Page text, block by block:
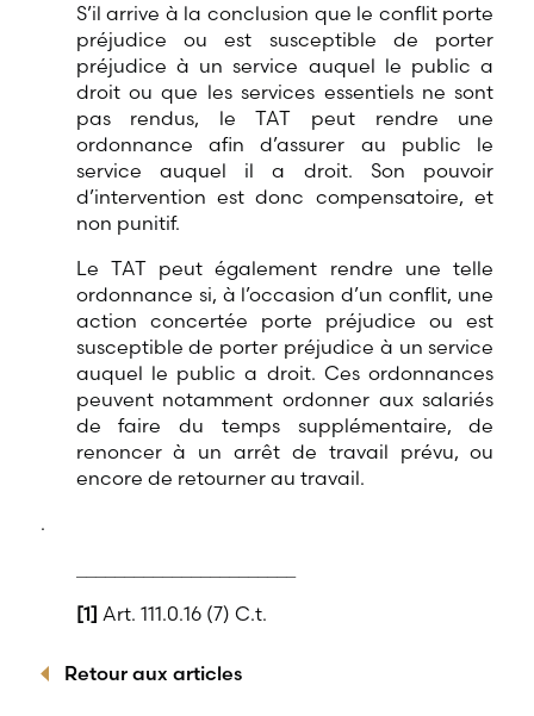
S’il arrive à la conclusion que le conflit porte
préjudice ou est susceptible de porter
préjudice à un service auquel le public a
droit ou que les services essentiels ne sont
pas rendus, le TAT peut rendre une
ordonnance afin d’assurer au public le
service auquel il a droit. Son pouvoir
d’intervention est donc compensatoire, et
non punitif.
Le TAT peut également rendre une telle
ordonnance si, à l’occasion d’un conflit, une
action concertée porte préjudice ou est
susceptible de porter préjudice à un service
auquel le public a droit. Ces ordonnances
peuvent notamment ordonner aux salariés
de faire du temps supplémentaire, de
renoncer à un arrêt de travail prévu, ou
encore de retourner au travail.
.
[1] Art. 111.0.16 (7) C.t.
Retour aux articles